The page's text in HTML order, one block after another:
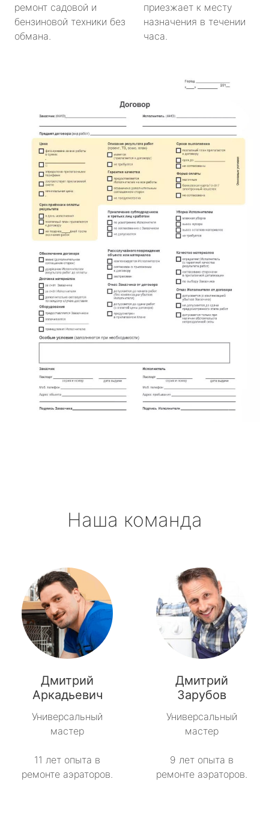
ремонт садовой и
бензиновой техники без
обмана.
приезжает к месту
назначения в течении
часа.
Наша команда
Дмитрий
Аркадьевич
Универсальный
мастер
11 лет опыта в
ремонте аэраторов.
Дмитрий
Зарубов
Универсальный
мастер
9 лет опыта в
ремонте аэраторов.